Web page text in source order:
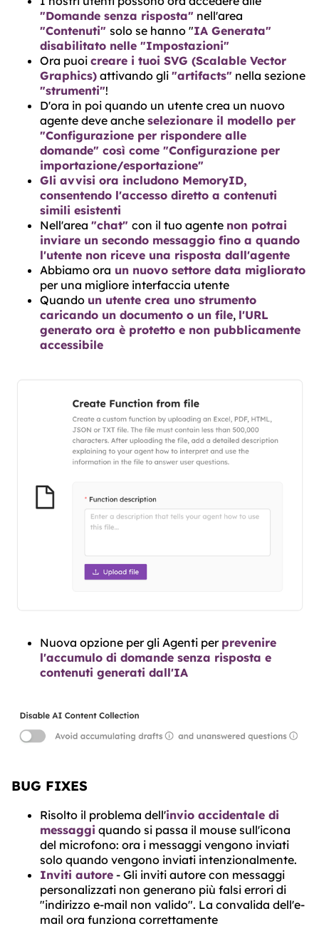
"Domande senza risposta" nell'area
"Contenuti" solo se hanno "IA Generata"
disabilitato nelle "Impostazioni"
Ora puoi creare i tuoi SVG (Scalable Vector
Graphics) attivando gli "artifacts" nella sezione
"strumenti"!
D'ora in poi quando un utente crea un nuovo
agente deve anche selezionare il modello per
"Configurazione per rispondere alle
domande" così come "Configurazione per
importazione/esportazione"
Gli avvisi ora includono MemoryID,
consentendo l'accesso diretto a contenuti
simili esistenti
Nell'area "chat" con il tuo agente non potrai
inviare un secondo messaggio fino a quando
l'utente non riceve una risposta dall'agente
Abbiamo ora un nuovo settore data migliorato
per una migliore interfaccia utente
Quando un utente crea uno strumento
caricando un documento o un file, l'URL
generato ora è protetto e non pubblicamente
accessibile
Nuova opzione per gli Agenti per prevenire
l'accumulo di domande senza risposta e
contenuti generati dall'IA
BUG FIXES
Risolto il problema dell'invio accidentale di
messaggi quando si passa il mouse sull'icona
del microfono: ora i messaggi vengono inviati
solo quando vengono inviati intenzionalmente.
Inviti autore - Gli inviti autore con messaggi
personalizzati non generano più falsi errori di
"indirizzo e-mail non valido". La convalida dell'e-
mail ora funziona correttamente